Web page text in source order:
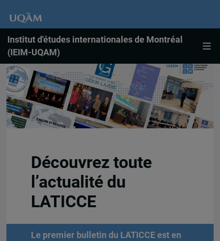
Institut d'études internationales de Montréal
(IEIM-UQAM)
Découvrez toute
l’actualité du
LATICCE
Le premier bulletin du LATICCE est en